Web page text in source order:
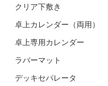
クリア下敷き
卓上カレンダー（両用）
卓上専用カレンダー
ラバーマット
デッキセパレータ